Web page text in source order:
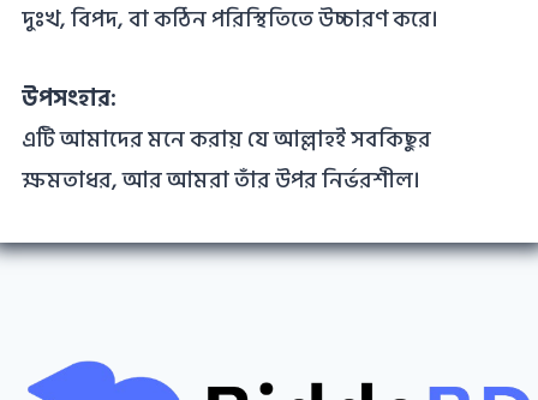
দুঃখ, বিপদ, বা কঠিন পরিস্থিতিতে উচ্চারণ করে।
উপসংহার:
এটি আমাদের মনে করায় যে আল্লাহই সবকিছুর
ক্ষমতাধর, আর আমরা তাঁর উপর নির্ভরশীল।